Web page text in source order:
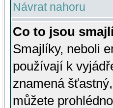
Návrat nahoru
Co to jsou
Smajlíky, neboli
používají k
znamená
můžete